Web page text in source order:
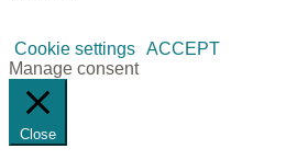
Cookie settings ACCEPT
Manage consent
Close